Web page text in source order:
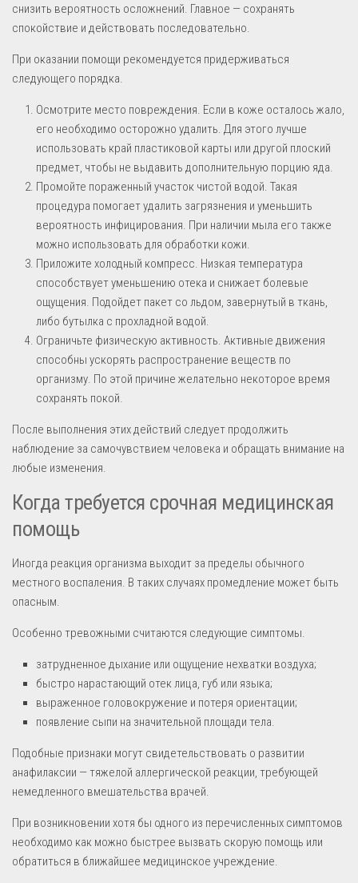
снизить вероятность осложнений. Главное — сохранять
спокойствие и действовать последовательно.
При оказании помощи рекомендуется придерживаться
следующего порядка.
Осмотрите место повреждения. Если в коже осталось жало,
его необходимо осторожно удалить. Для этого лучше
использовать край пластиковой карты или другой плоский
предмет, чтобы не выдавить дополнительную порцию яда.
Промойте пораженный участок чистой водой. Такая
процедура помогает удалить загрязнения и уменьшить
вероятность инфицирования. При наличии мыла его также
можно использовать для обработки кожи.
Приложите холодный компресс. Низкая температура
способствует уменьшению отека и снижает болевые
ощущения. Подойдет пакет со льдом, завернутый в ткань,
либо бутылка с прохладной водой.
Ограничьте физическую активность. Активные движения
способны ускорять распространение веществ по
организму. По этой причине желательно некоторое время
сохранять покой.
После выполнения этих действий следует продолжить
наблюдение за самочувствием человека и обращать внимание на
любые изменения.
Когда требуется срочная медицинская
помощь
Иногда реакция организма выходит за пределы обычного
местного воспаления. В таких случаях промедление может быть
опасным.
Особенно тревожными считаются следующие симптомы.
затрудненное дыхание или ощущение нехватки воздуха;
быстро нарастающий отек лица, губ или языка;
выраженное головокружение и потеря ориентации;
появление сыпи на значительной площади тела.
Подобные признаки могут свидетельствовать о развитии
анафилаксии — тяжелой аллергической реакции, требующей
немедленного вмешательства врачей.
При возникновении хотя бы одного из перечисленных симптомов
необходимо как можно быстрее вызвать скорую помощь или
обратиться в ближайшее медицинское учреждение.